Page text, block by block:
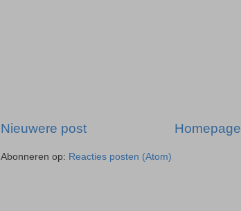
Nieuwere post Homepage
Abonneren op: Reacties posten (Atom)